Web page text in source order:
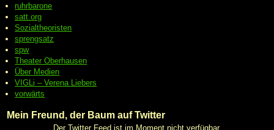
ruhrbarone
satt.org
Sozialtheoristen
sprengsatz
spw
Theater Oberhausen
Über Medien
VIGLi – Verena Liebers
vorwärts
Mein Freund, der Baum auf Twitter
Der Twitter Feed ist im Moment nicht verfügbar.